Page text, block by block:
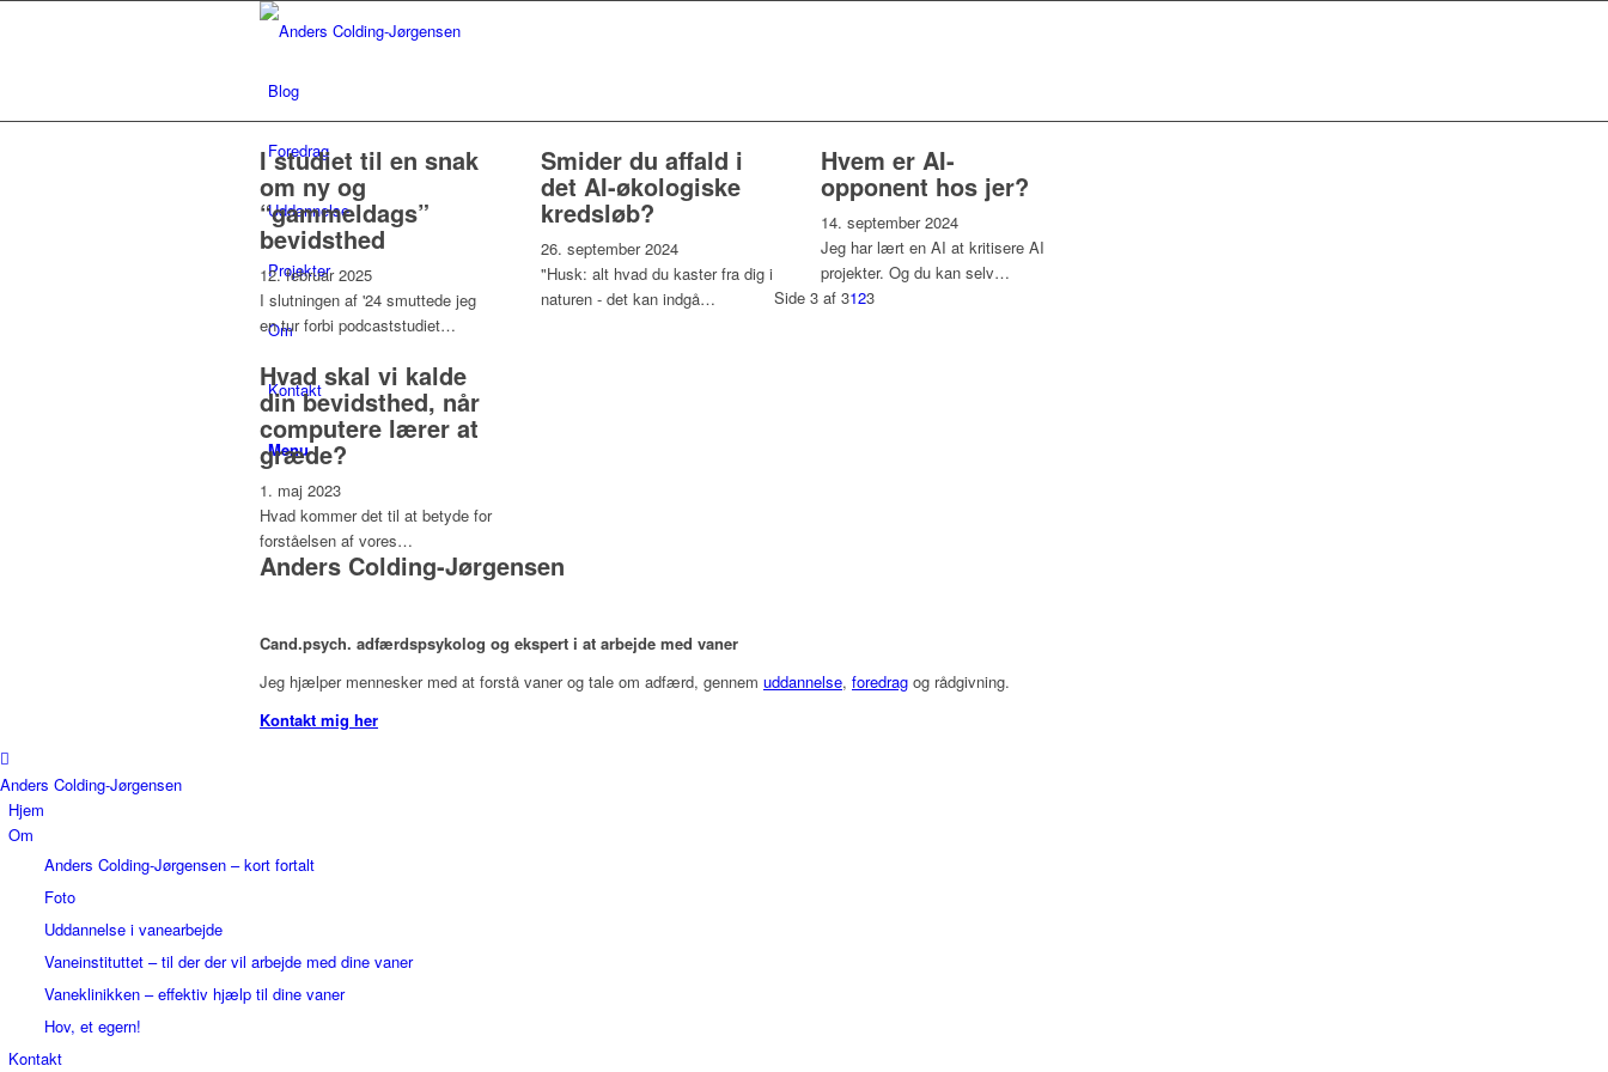
Blog
Foredrag
Uddannelse
Projekter
Om
Kontakt
Menu
I studiet til en snak
om ny og
“gammeldags”
bevidsthed
12. februar 2025
I slutningen af '24 smuttede jeg
en tur forbi podcaststudiet…
Smider du affald i
det AI-økologiske
kredsløb?
26. september 2024
"Husk: alt hvad du kaster fra dig i
naturen - det kan indgå…
Hvem er AI-
opponent hos jer?
14. september 2024
Jeg har lært en AI at kritisere AI
projekter. Og du kan selv…
Hvad skal vi kalde
din bevidsthed, når
computere lærer at
græde?
1. maj 2023
Hvad kommer det til at betyde for
forståelsen af vores…
Side 3 af 3123
Anders Colding-Jørgensen
Cand.psych. adfærdspsykolog og ekspert i at arbejde med vaner
Jeg hjælper mennesker med at forstå vaner og tale om adfærd, gennem uddannelse, foredrag og rådgivning.
Kontakt mig her
Anders Colding-Jørgensen
Hjem
Om
Anders Colding-Jørgensen – kort fortalt
Foto
Uddannelse i vanearbejde
Vaneinstituttet – til der der vil arbejde med dine vaner
Vaneklinikken – effektiv hjælp til dine vaner
Hov, et egern!
Kontakt